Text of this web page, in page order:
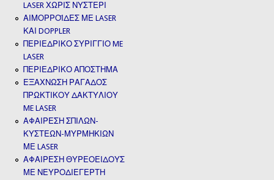
LASER ΧΩΡΙΣ ΝΥΣΤΕΡΙ
ΑΙΜΟΡΡΟΪΔΕΣ ΜΕ LASER
ΚΑΙ DOPPLER
ΠΕΡΙΕΔΡΙΚΟ ΣΥΡΙΓΓΙΟ ME
LASER
ΠΕΡΙΕΔΡΙΚΟ ΑΠΟΣΤΗΜΑ
ΕΞΑΧΝΩΣΗ ΡΑΓΑΔΟΣ
ΠΡΩΚΤΙΚΟΥ ΔΑΚΤΥΛΙΟΥ
ME LASER
ΑΦΑΙΡΕΣΗ ΣΠΙΛΩΝ-
ΚΥΣΤΕΩΝ-ΜΥΡΜΗΚΙΩΝ
ΜΕ LASER
ΑΦΑΙΡΕΣΗ ΘΥΡΕΟΕΙΔΟΥΣ
ΜΕ ΝΕΥΡΟΔΙΕΓΕΡΤΗ